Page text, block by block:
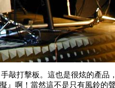
手敲打擊板。這也是很炫的產
』啊！當然這不是只有風鈴